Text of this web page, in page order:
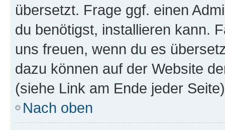
übersetzt. Frage ggf. einen
du benötigst, installieren kann.
uns freuen, wenn du es
dazu können auf der Website
(siehe Link am Ende jeder
Nach oben